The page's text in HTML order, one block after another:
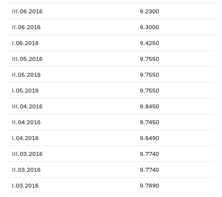
III.06.2016 9.2300
II.06.2016 9.3000
I.06.2016 9.4250
III.05.2016 9.7550
II.05.2016 9.7550
I.05.2016 9.7550
III.04.2016 9.8450
II.04.2016 9.7450
I.04.2016 9.6490
III.03.2016 9.7740
II.03.2016 9.7740
I.03.2016 9.7890